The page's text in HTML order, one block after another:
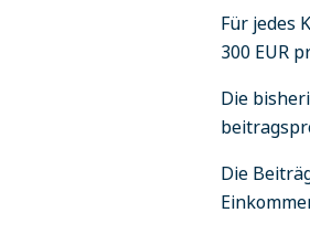
Für jedes
300 EUR
Die
Die